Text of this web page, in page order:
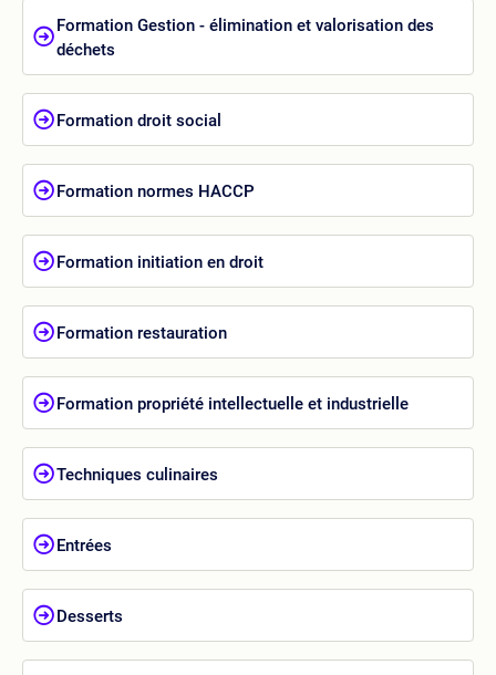
Formation Gestion - élimination et valorisation des
déchets
Formation droit social
Formation normes HACCP
Formation initiation en droit
Formation restauration
Formation propriété intellectuelle et industrielle
Techniques culinaires
Entrées
Desserts